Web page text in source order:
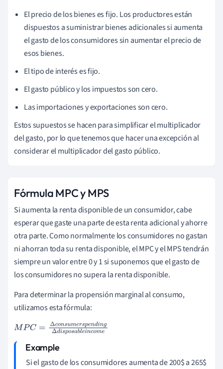
El precio de los bienes es fijo. Los productores están
dispuestos a suministrar bienes adicionales si aumenta
el gasto de los consumidores sin aumentar el precio de
esos bienes.
El tipo de interés es fijo.
El gasto público y los impuestos son cero.
Las importaciones y exportaciones son cero.
Estos supuestos se hacen para simplificar el multiplicador
del gasto, por lo que tenemos que hacer una excepción al
considerar el multiplicador del gasto público.
Fórmula MPC y MPS
Si aumenta la renta disponible de un consumidor, cabe
esperar que gaste una parte de esta renta adicional y ahorre
otra parte. Como normalmente los consumidores no gastan
ni ahorran toda su renta disponible, el MPC y el MPS tendrán
siempre un valor entre 0 y 1 si suponemos que el gasto de
los consumidores no supera la renta disponible.
Para determinar la propensión marginal al consumo,
utilizamos esta fórmula:
MPC=∆ consumerspending∆
d
po n
Si el gasto de los consumidores aumenta de 200$ a 265$